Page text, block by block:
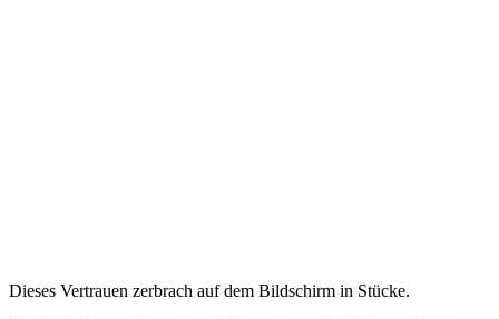
Dieses Vertrauen zerbrach auf dem Bildschirm in Stücke.